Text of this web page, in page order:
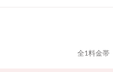
全1料金帯